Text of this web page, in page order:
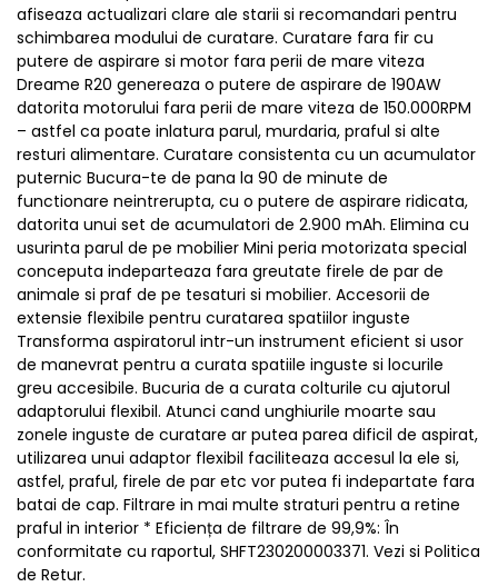
afiseaza actualizari clare ale starii si recomandari pentru
schimbarea modului de curatare. Curatare fara fir cu
putere de aspirare si motor fara perii de mare viteza
Dreame R20 genereaza o putere de aspirare de 190AW
datorita motorului fara perii de mare viteza de 150.000RPM
– astfel ca poate inlatura parul, murdaria, praful si alte
resturi alimentare. Curatare consistenta cu un acumulator
puternic Bucura-te de pana la 90 de minute de
functionare neintrerupta, cu o putere de aspirare ridicata,
datorita unui set de acumulatori de 2.900 mAh. Elimina cu
usurinta parul de pe mobilier Mini peria motorizata special
conceputa indeparteaza fara greutate firele de par de
animale si praf de pe tesaturi si mobilier. Accesorii de
extensie flexibile pentru curatarea spatiilor inguste
Transforma aspiratorul intr-un instrument eficient si usor
de manevrat pentru a curata spatiile inguste si locurile
greu accesibile. Bucuria de a curata colturile cu ajutorul
adaptorului flexibil. Atunci cand unghiurile moarte sau
zonele inguste de curatare ar putea parea dificil de aspirat,
utilizarea unui adaptor flexibil faciliteaza accesul la ele si,
astfel, praful, firele de par etc vor putea fi indepartate fara
batai de cap. Filtrare in mai multe straturi pentru a retine
praful in interior * Eficiența de filtrare de 99,9%: În
conformitate cu raportul, SHFT230200003371. Vezi si Politica
de Retur.